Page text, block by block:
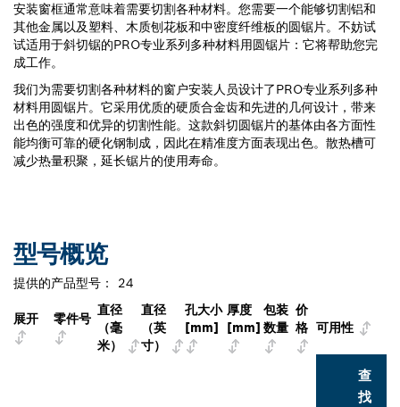
安装窗框通常意味着需要切割各种材料。您需要一个能够切割铝和
其他金属以及塑料、木质刨花板和中密度纤维板的圆锯片。不妨试
试适用于斜切锯的PRO专业系列多种材料用圆锯片：它将帮助您完
成工作。
我们为需要切割各种材料的窗户安装人员设计了PRO专业系列多种
材料用圆锯片。它采用优质的硬质合金齿和先进的几何设计，带来
出色的强度和优异的切割性能。这款斜切圆锯片的基体由各方面性
能均衡可靠的硬化钢制成，因此在精准度方面表现出色。散热槽可
减少热量积聚，延长锯片的使用寿命。
型号概览
提供的产品型号： 24
展开 零件号
直径
（毫
米）
直径
（英
寸）
孔大小
[mm]
厚度
[mm]
包装
数量
价
格 可用性
查
找